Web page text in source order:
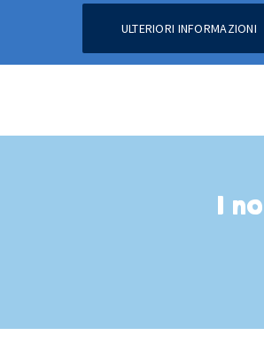
ULTERIORI INFORMAZIONI
I